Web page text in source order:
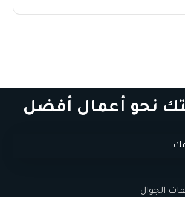
نحو أعمال أفضل
الجوال